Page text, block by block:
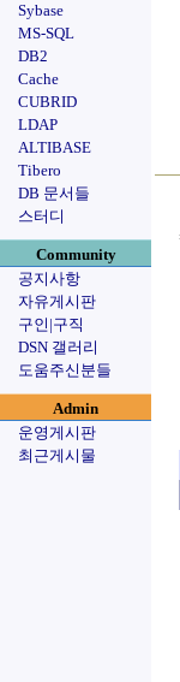
Sybase
MS-SQL
DB2
Cache
CUBRID
LDAP
ALTIBASE
Tibero
DB 문서들
스터디
Community
공지사항
자유게시판
구인|구직
DSN 갤러리
도움주신분들
Admin
운영게시판
최근게시물